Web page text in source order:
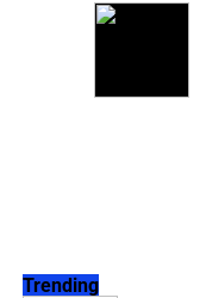
Trending